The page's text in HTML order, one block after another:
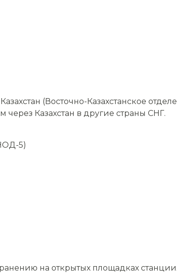
(Восточно-Казахстанское
через Казахстан в другие страны СНГ.
5)
на открытых площадках станции.